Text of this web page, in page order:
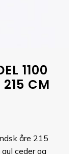
1100
CM
åre 215
ceder og